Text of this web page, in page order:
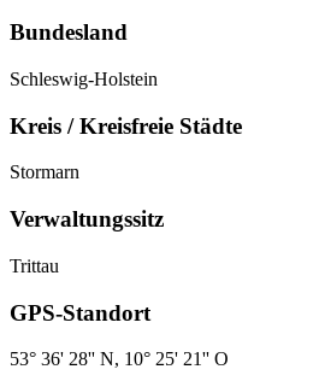
Bundesland
Schleswig-Holstein
Kreis / Kreisfreie Städte
Stormarn
Verwaltungssitz
Trittau
GPS-Standort
53° 36' 28'' N, 10° 25' 21'' O